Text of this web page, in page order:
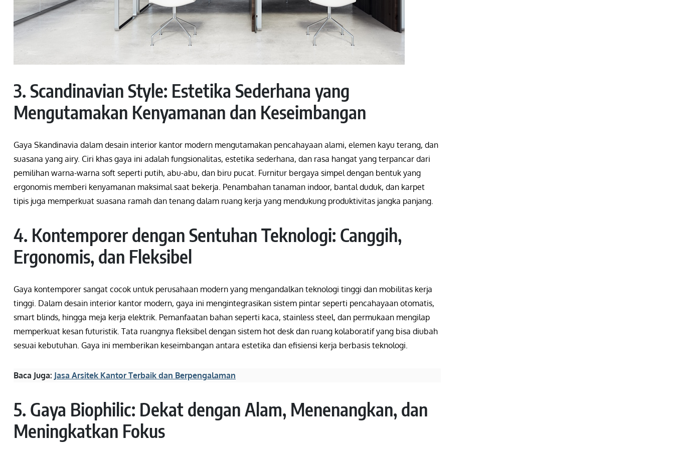
3. Scandinavian Style: Estetika Sederhana yang
Mengutamakan Kenyamanan dan Keseimbangan
Gaya Skandinavia dalam desain interior kantor modern mengutamakan pencahayaan alami, elemen kayu terang, dan
suasana yang airy. Ciri khas gaya ini adalah fungsionalitas, estetika sederhana, dan rasa hangat yang terpancar dari
pemilihan warna-warna soft seperti putih, abu-abu, dan biru pucat. Furnitur bergaya simpel dengan bentuk yang
ergonomis memberi kenyamanan maksimal saat bekerja. Penambahan tanaman indoor, bantal duduk, dan karpet
tipis juga memperkuat suasana ramah dan tenang dalam ruang kerja yang mendukung produktivitas jangka panjang.
4. Kontemporer dengan Sentuhan Teknologi: Canggih,
Ergonomis, dan Fleksibel
Gaya kontemporer sangat cocok untuk perusahaan modern yang mengandalkan teknologi tinggi dan mobilitas kerja
tinggi. Dalam desain interior kantor modern, gaya ini mengintegrasikan sistem pintar seperti pencahayaan otomatis,
smart blinds, hingga meja kerja elektrik. Pemanfaatan bahan seperti kaca, stainless steel, dan permukaan mengilap
memperkuat kesan futuristik. Tata ruangnya fleksibel dengan sistem hot desk dan ruang kolaboratif yang bisa diubah
sesuai kebutuhan. Gaya ini memberikan keseimbangan antara estetika dan efisiensi kerja berbasis teknologi.
Baca Juga: Jasa Arsitek Kantor Terbaik dan Berpengalaman
5. Gaya Biophilic: Dekat dengan Alam, Menenangkan, dan
Meningkatkan Fokus